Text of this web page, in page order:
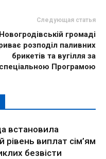
Следующая статья
громаді
розподіл паливних
брикетів та вугілля за
спеціальною Програмою
встановила
рівень виплат сім’ям
безвісти